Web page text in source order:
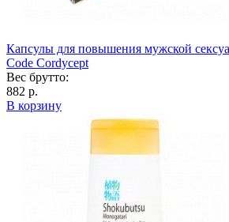
Капсулы для повышения мужской
Code Cordycept
Вес брутто:
882 р.
В корзину